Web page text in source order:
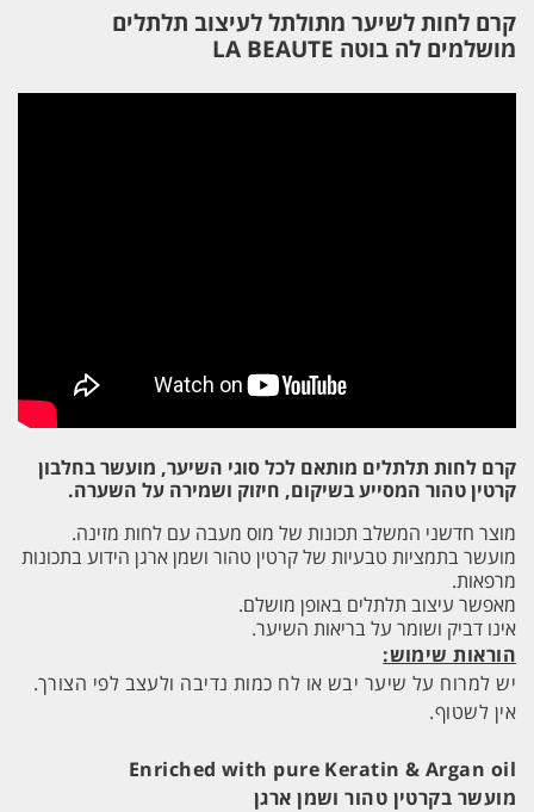
מ"ל
לה
בוטה
BEAUTE
קרם לחות לשיער מתולתל לעיצוב תלתלים
מושלמים לה בוטה LA BEAUTE
קרם לחות תלתלים מותאם לכל סוגי השיער, מועשר בחלבון
קרטין טהור המסייע בשיקום, חיזוק ושמירה על השערה.
מוצר חדשני המשלב תכונות של מוס מעבה עם לחות מזינה.
מועשר בתמציות טבעיות של קרטין טהור ושמן ארגן הידוע בתכונות
מרפאות.
מאפשר עיצוב תלתלים באופן מושלם.
אינו דביק ושומר על בריאות השיער.
הוראות שימוש:
יש למרוח על שיער יבש או לח כמות נדיבה ולעצב לפי הצורך.
אין לשטוף.
Enriched with pure Keratin & Argan oil
מועשר בקרטין טהור ושמן ארגן